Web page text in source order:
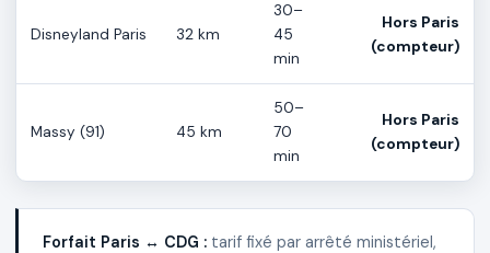
Disneyland Paris 32 km
30–
45
min
Hors Paris
(compteur)
Massy (91) 45 km
50–
70
min
Hors Paris
(compteur)
Forfait Paris ↔ CDG : tarif fixé par arrêté ministériel,